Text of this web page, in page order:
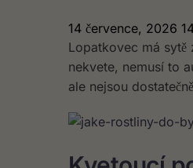
14 července, 2026
Lopatkovec má sytě
nekvete, nemusí to
ale nejsou